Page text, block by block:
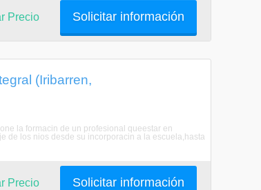
Solicitar información
Precio
(Iribarren,
la formacin de un profesional queestar en
de los nios desde su incorporacin a la escuela,hasta
Solicitar información
Precio